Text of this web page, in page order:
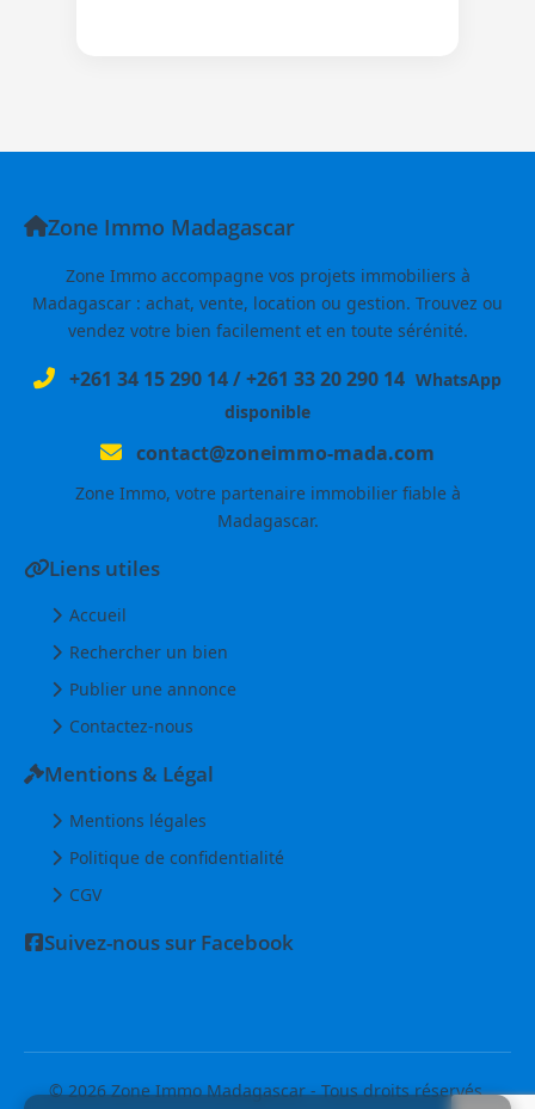
Zone Immo Madagascar
Zone Immo accompagne vos projets immobiliers à
Madagascar : achat, vente, location ou gestion. Trouvez ou
vendez votre bien facilement et en toute sérénité.
+261 34 15 290 14/+261 33 20 290 14 WhatsApp
disponible
contact@zoneimmo-mada.com
Zone Immo, votre partenaire immobilier fiable à
Madagascar.
Liens utiles
Accueil
Rechercher un bien
Publier une annonce
Contactez-nous
Mentions & Légal
Mentions légales
Politique de confidentialité
CGV
Suivez-nous sur Facebook
© 2026 Zone Immo Madagascar - Tous droits réservés.